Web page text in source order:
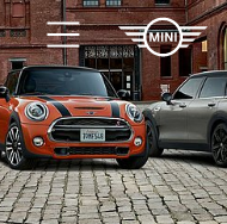
Zaloguj się